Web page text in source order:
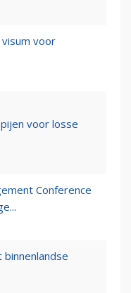
voor
voor losse
Conference